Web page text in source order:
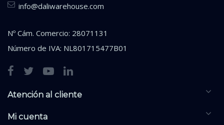
info@daliwarehouse.com
Nº Cám. Comercio: 28071131
Número de IVA: NL801715477B01
Atención al cliente
Mi cuenta